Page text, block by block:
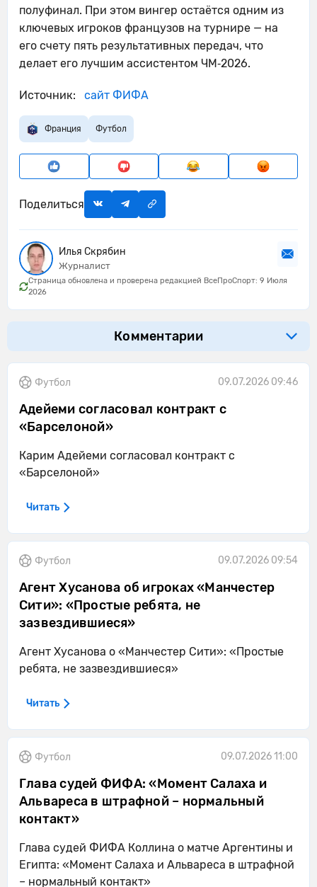
полуфинал. При этом вингер остаётся одним из
ключевых игроков французов на турнире — на
его счету пять результативных передач, что
делает его лучшим ассистентом ЧМ‑2026.
Источник: сайт ФИФА
Франция Футбол
Поделиться
Илья Скрябин
Журналист
Страница обновлена и проверена редакцией ВсеПроСпорт: 9 Июля
2026
Комментарии
Футбол 09.07.2026 09:46
Адейеми согласовал контракт с
«Барселоной»
Карим Адейеми согласовал контракт с
«Барселоной»
Читать
Футбол 09.07.2026 09:54
Агент Хусанова об игроках «Манчестер
Сити»: «Простые ребята, не
зазвездившиеся»
Агент Хусанова о «Манчестер Сити»: «Простые
ребята, не зазвездившиеся»
Читать
Футбол 09.07.2026 11:00
Глава судей ФИФА: «Момент Салаха и
Альвареса в штрафной – нормальный
контакт»
Глава судей ФИФА Коллина о матче Аргентины и
Египта: «Момент Салаха и Альвареса в штрафной
– нормальный контакт»